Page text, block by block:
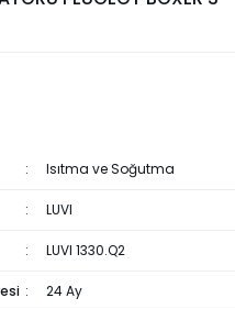
Isıtma ve Soğutma
LUVI
LUVI 1330.Q2
24 Ay